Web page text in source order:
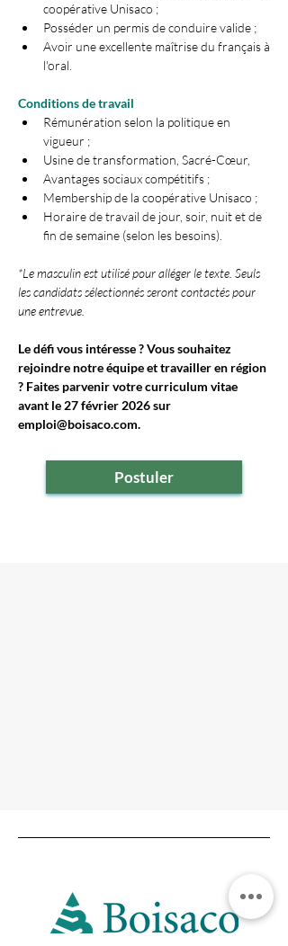
coopérative Unisaco ;
Posséder un permis de conduire valide ;
Avoir une excellente maîtrise du français à
l'oral.
Conditions de travail
Rémunération selon la politique en
vigueur ;
Usine de transformation, Sacré-Cœur,
Avantages sociaux compétitifs ;
Membership de la coopérative Unisaco ;
Horaire de travail de jour, soir, nuit et de
fin de semaine (selon les besoins).
*Le masculin est utilisé pour alléger le texte. Seuls
les candidats sélectionnés seront contactés pour
une entrevue.
Le défi vous intéresse ? Vous souhaitez
rejoindre notre équipe et travailler en région
? Faites parvenir votre curriculum vitae
avant le 27 février 2026 sur
emploi@boisaco.com.
Postuler